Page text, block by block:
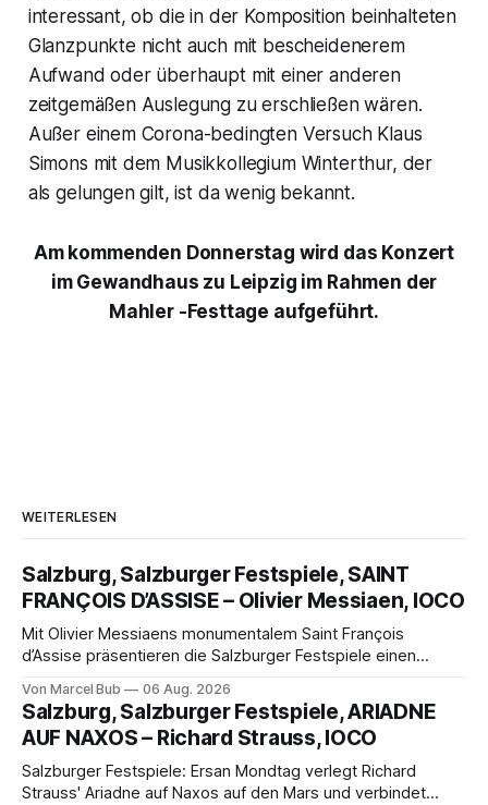
interessant, ob die in der Komposition beinhalteten
Glanzpunkte nicht auch mit bescheidenerem
Aufwand oder überhaupt mit einer anderen
zeitgemäßen Auslegung zu erschließen wären.
Außer einem Corona-bedingten Versuch Klaus
Simons mit dem Musikkollegium Winterthur, der
als gelungen gilt, ist da wenig bekannt.
Am kommenden Donnerstag wird das Konzert
im Gewandhaus zu Leipzig im Rahmen der
Mahler -Festtage aufgeführt.
WEITERLESEN
Salzburg, Salzburger Festspiele, SAINT
FRANÇOIS D’ASSISE – Olivier Messiaen, IOCO
Mit Olivier Messiaens monumentalem Saint François
d’Assise präsentieren die Salzburger Festspiele einen
eine bildgewaltige Inszenierung, Maxime Pascal entfaltet
die komplexe Partitur eindrucksvoll, Philippe Sly berührt als
Franziskus.
Von Marcel Bub 06 Aug. 2026
Salzburg, Salzburger Festspiele, ARIADNE
AUF NAXOS – Richard Strauss, IOCO
Salzburger Festspiele: Ersan Mondtag verlegt Richard
Strauss' Ariadne auf Naxos auf den Mars und verbindet